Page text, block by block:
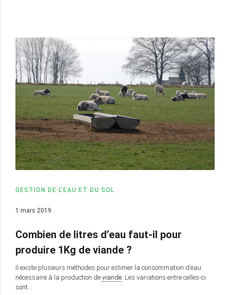
GESTION DE L’EAU ET DU SOL
1 mars 2019
Combien de litres d’eau faut-il pour
produire 1Kg de viande ?
Il existe plusieurs méthodes pour estimer la consommation d’eau
nécessaire à la production de viande . Les variations entre celles-ci
sont…